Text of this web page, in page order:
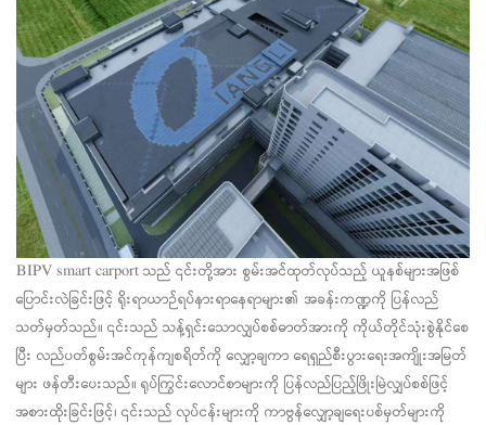
BIPV smart carport သည် ၎င်းတို့အား စွမ်းအင်ထုတ်လုပ်သည့် ယူနစ်များအဖြစ်
ပြောင်းလဲခြင်းဖြင့် ရိုးရာယာဉ်ရပ်နားရာနေရာများ၏ အခန်းကဏ္ဍကို ပြန်လည်
သတ်မှတ်သည်။ ၎င်းသည် သန့်ရှင်းသောလျှပ်စစ်ဓာတ်အားကို ကိုယ်တိုင်သုံးစွဲနိုင်စေ
ပြီး လည်ပတ်စွမ်းအင်ကုန်ကျစရိတ်ကို လျှော့ချကာ ရေရှည်စီးပွားရေးအကျိုးအမြတ်
များ ဖန်တီးပေးသည်။ ရုပ်ကြွင်းလောင်စာများကို ပြန်လည်ပြည့်ဖြိုးမြဲလျှပ်စစ်ဖြင့်
အစားထိုးခြင်းဖြင့်၊ ၎င်းသည် လုပ်ငန်းများကို ကာဗွန်လျှော့ချရေးပစ်မှတ်များကို